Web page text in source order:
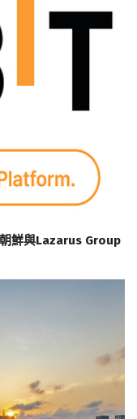
鮮與Lazarus Group